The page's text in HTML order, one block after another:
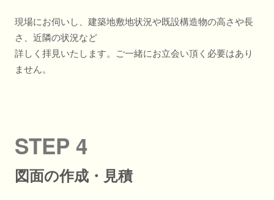
現場にお伺いし、建築地敷地状況や既設構造物の高さや⾧
さ、近隣の状況など
詳しく拝見いたします。ご一緒にお立会い頂く必要はあり
ません。
STEP 4
図面の作成・見積